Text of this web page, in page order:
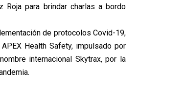
Roja para brindar charlas a bordo
de protocolos Covid-19,
Health Safety, impulsado por
internacional Skytrax, por la